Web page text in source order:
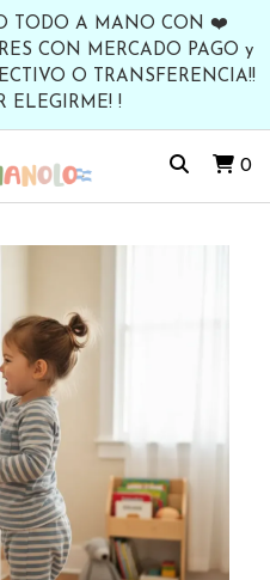
TODO A MANO CON ❤️
CON MERCADO PAGO y
O TRANSFERENCIA!!
ELEGIRME! !
0